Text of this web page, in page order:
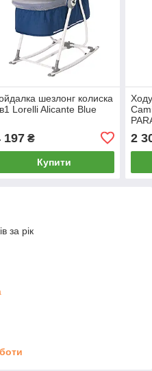
шезлонг колиска
Lorelli Alicante Blue
197₴
Купити
2
за рік